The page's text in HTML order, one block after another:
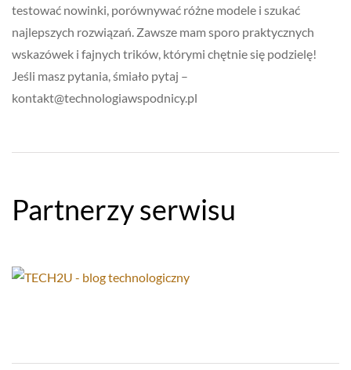
testować nowinki, porównywać różne modele i szukać
najlepszych rozwiązań. Zawsze mam sporo praktycznych
wskazówek i fajnych trików, którymi chętnie się podzielę!
Jeśli masz pytania, śmiało pytaj –
kontakt@technologiawspodnicy.pl
Partnerzy serwisu